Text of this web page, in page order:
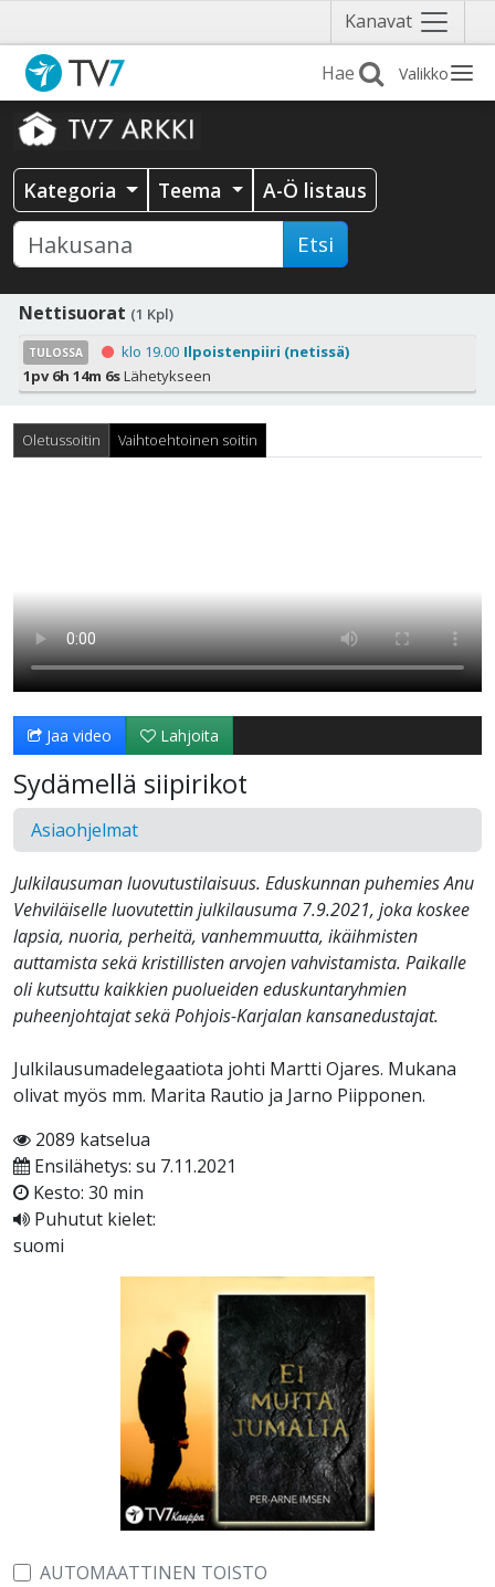
Kanavat Näytä
valikko
Valikko
Kategoria Teema A-Ö listaus
Etsi
Nettisuorat (1 Kpl)
TULOSSA klo 19.00 Ilpoistenpiiri (netissä)
1pv 6h 14m 5sLähetykseen
Oletussoitin Vaihtoehtoinen soitin
Jaa video Lahjoita
Sydämellä siipirikot
Asiaohjelmat
Julkilausuman luovutustilaisuus. Eduskunnan puhemies Anu
Vehviläiselle luovutettin julkilausuma 7.9.2021, joka koskee
lapsia, nuoria, perheitä, vanhemmuutta, ikäihmisten
auttamista sekä kristillisten arvojen vahvistamista. Paikalle
oli kutsuttu kaikkien puolueiden eduskuntaryhmien
puheenjohtajat sekä Pohjois-Karjalan kansanedustajat.
Julkilausumadelegaatiota johti Martti Ojares. Mukana
olivat myös mm. Marita Rautio ja Jarno Piipponen.
2089 katselua
Ensilähetys: su 7.11.2021
Kesto: 30 min
Puhutut kielet:
suomi
AUTOMAATTINEN TOISTO